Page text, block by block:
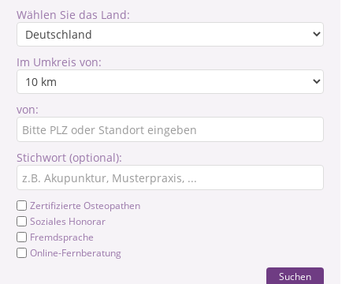
Wählen Sie das Land:
Im Umkreis von:
von:
Stichwort (optional):
Zertifizierte Osteopathen
Soziales Honorar
Fremdsprache
Online-Fernberatung
Suchen